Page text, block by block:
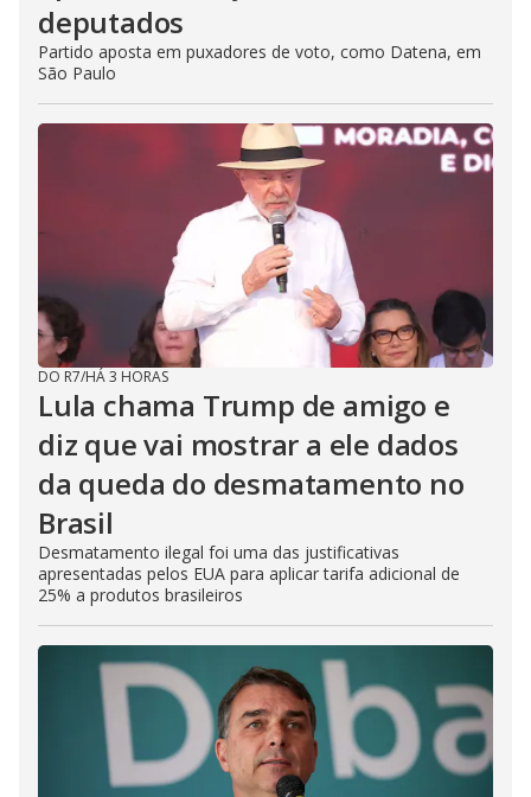
deputados
Partido aposta em puxadores de voto, como Datena, em
São Paulo
DO R7/HÁ 3 HORAS
Lula chama Trump de amigo e
diz que vai mostrar a ele dados
da queda do desmatamento no
Brasil
Desmatamento ilegal foi uma das justificativas
apresentadas pelos EUA para aplicar tarifa adicional de
25% a produtos brasileiros